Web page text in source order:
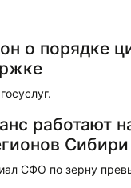
о порядке
работают
Сибири
СФО по зерну